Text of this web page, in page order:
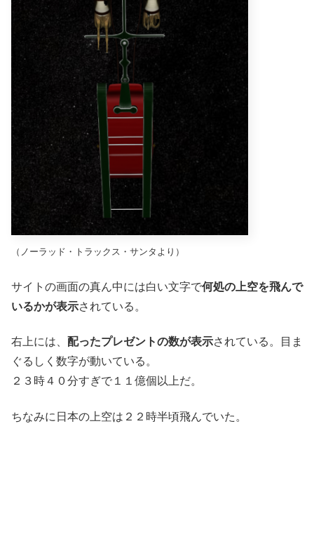
（ノーラッド・トラックス・サンタより）
サイトの画面の真ん中には白い文字で何処の上空を飛んで
いるかが表示されている。
右上には、 配ったプレゼントの数が表示されている。目ま
ぐるしく数字が動いている。
２３時４０分すぎで１１億個以上だ。
ちなみに日本の上空は２２時半頃飛んでいた。